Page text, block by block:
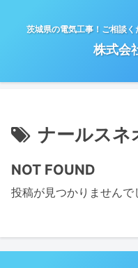
茨城県の電気工事！ご相談く
株式会
ナールスネ
NOT FOUND
投稿が見つかりませんで